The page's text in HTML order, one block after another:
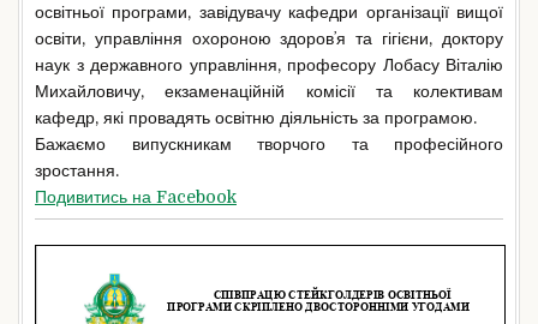
освітньої програми, завідувачу кафедри організації вищої
освіти, управління охороною здоровʼя та гігієни, доктору
наук з державного управління, професору Лобасу Віталію
Михайловичу, екзаменаційній комісії та колективам
кафедр, які провадять освітню діяльність за програмою.
Бажаємо випускникам творчого та професійного
зростання.
Подивитись на Facebook